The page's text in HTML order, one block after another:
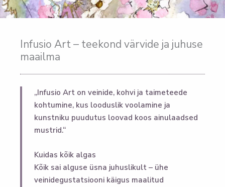
Infusio Art – teekond värvide ja juhuse
maailma
„Infusio Art on veinide, kohvi ja taimeteede
kohtumine, kus looduslik voolamine ja
kunstniku puudutus loovad koos ainulaadsed
mustrid.“
Kuidas kõik algas
Kõik sai alguse üsna juhuslikult – ühe
veinidegustatsiooni käigus maalitud